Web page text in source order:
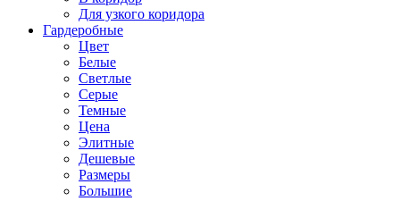
Для узкого коридора
Гардеробные
Цвет
Белые
Светлые
Серые
Темные
Цена
Элитные
Дешевые
Размеры
Большие